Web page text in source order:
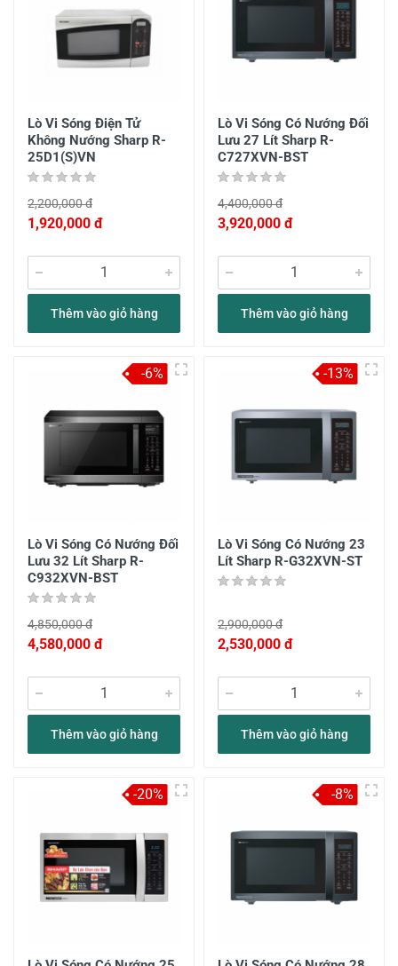
Lò Vi Sóng Điện Tử
Không Nướng Sharp R-
25D1(S)VN
2,200,000 đ
1,920,000 đ
Thêm vào giỏ hàng
Lò Vi Sóng Có Nướng Đối
Lưu 27 Lít Sharp R-
C727XVN-BST
4,400,000 đ
3,920,000 đ
Thêm vào giỏ hàng
Lò Vi Sóng Có Nướng Đối
Lưu 32 Lít Sharp R-
C932XVN-BST
4,850,000 đ
4,580,000 đ
Thêm vào giỏ hàng
-6%
Lò Vi Sóng Có Nướng 23
Lít Sharp R-G32XVN-ST
2,900,000 đ
2,530,000 đ
Thêm vào giỏ hàng
-13%
-20% -8%